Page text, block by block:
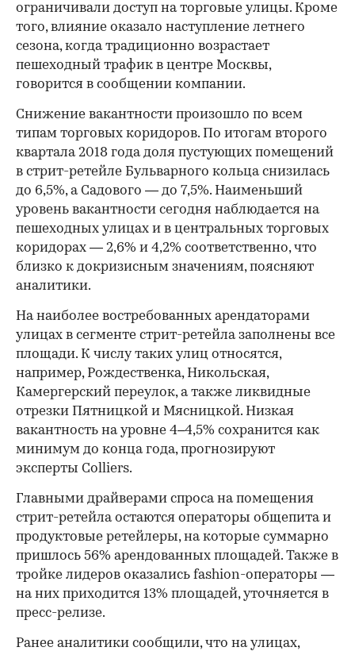
ограничивали доступ на торговые улицы. Кроме
того, влияние оказало наступление летнего
сезона, когда традиционно возрастает
пешеходный трафик в центре Москвы,
говорится в сообщении компании.
Снижение вакантности произошло по всем
типам торговых коридоров. По итогам второго
квартала 2018 года доля пустующих помещений
в стрит-ретейле Бульварного кольца снизилась
до 6,5%, а Садового — до 7,5%. Наименьший
уровень вакантности сегодня наблюдается на
пешеходных улицах и в центральных торговых
коридорах — 2,6% и 4,2% соответственно, что
близко к докризисным значениям, поясняют
аналитики.
На наиболее востребованных арендаторами
улицах в сегменте стрит-ретейла заполнены все
площади. К числу таких улиц относятся,
например, Рождественка, Никольская,
Камергерский переулок, а также ликвидные
отрезки Пятницкой и Мясницкой. Низкая
вакантность на уровне 4–4,5% сохранится как
минимум до конца года, прогнозируют
эксперты Colliers.
Главными драйверами спроса на помещения
стрит-ретейла остаются операторы общепита и
продуктовые ретейлеры, на которые суммарно
пришлось 56% арендованных площадей. Также в
тройке лидеров оказались fashion-операторы —
на них приходится 13% площадей, уточняется в
пресс-релизе.
Ранее аналитики сообщили, что на улицах,